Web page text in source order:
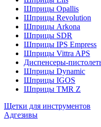
Шприцы Opallis
Шприцы Revolution
Шприцы Arkona
Шприцы SDR
Шприцы IPS Empress
Шприцы Vittra APS
Диспенсеры-
Шприцы Dynamic
Шприцы IGOS
Шприцы TMR Z
Щетки для инструментов
Адгезивы